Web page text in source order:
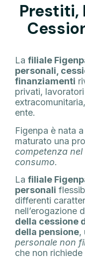
Prestiti,
La filiale
personali,
finanziamenti
privati,
ente.
Figenpa è nata
maturato una
competenza
consumo.
La filiale
personali
differenti
nell’erogazione
della cessione
della pensione,
personale non
che non